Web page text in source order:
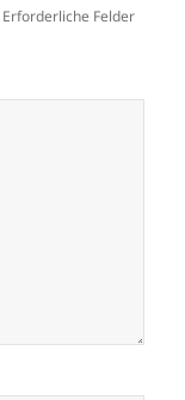
Erforderliche Felder